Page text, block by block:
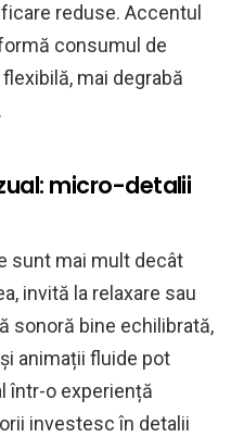
reduse. Accentul
consumul de
mai degrabă
micro-detalii
sunt mai mult decât
invită la relaxare sau
sonoră bine echilibrată,
animații fluide pot
într-o experiență
investesc în detalii